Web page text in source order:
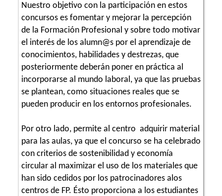
Nuestro objetivo con la participación en estos
concursos es fomentar y mejorar la percepción
de la Formación Profesional y sobre todo motivar
el interés de los alumn@s por el aprendizaje de
conocimientos, habilidades y destrezas, que
posteriormente deberán poner en práctica al
incorporarse al mundo laboral, ya que las pruebas
se plantean, como situaciones reales que se
pueden producir en los entornos profesionales.
Por otro lado, permite al centro adquirir material
para las aulas, ya que el concurso se ha celebrado
con criterios de sostenibilidad y economía
circular al maximizar el uso de los materiales que
han sido cedidos por los patrocinadores alos
centros de FP. Ésto proporciona a los estudiantes